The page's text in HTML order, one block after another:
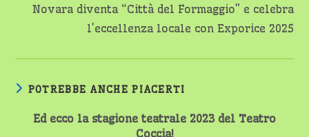
Novara diventa “Città del Formaggio” e celebra
l’eccellenza locale con Exporice 2025
POTREBBE ANCHE PIACERTI
Ed ecco la stagione teatrale 2023 del Teatro
Coccia!